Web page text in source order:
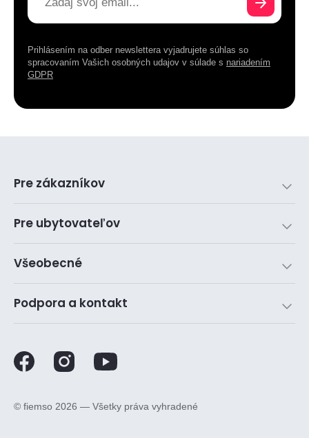
Prihlásením na odber newslettera vyjadrujete súhlas so
spracovaním Vašich osobných udajov v súlade s nariadením
GDPR
Pre zákazníkov
Pre ubytovateľov
Všeobecné
Podpora a kontakt
©️ fiemso 2026 — Všetky práva vyhradené